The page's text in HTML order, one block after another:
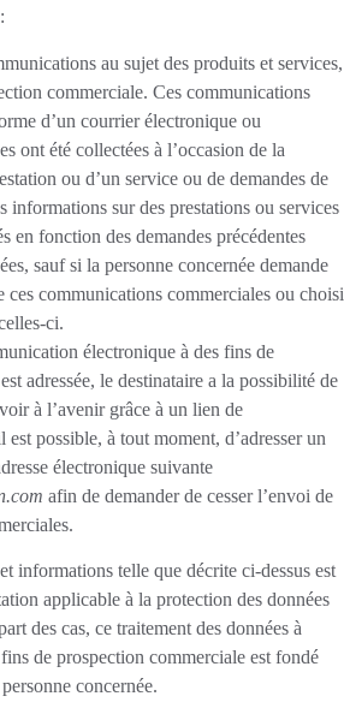
au sujet des produits et services,
commerciale. Ces communications
d’un courrier électronique ou
ont été collectées à l’occasion de la
ou d’un service ou de demandes de
informations sur des prestations ou services
en fonction des demandes précédentes
sauf si la personne concernée demande
ces communications commerciales ou choisi
ci.
électronique à des fins de
adressée, le destinataire a la possibilité de
à l’avenir grâce à un lien de
possible, à tout moment, d’adresser un
électronique suivante
afin de demander de cesser l’envoi de
informations telle que décrite ci-dessus est
applicable à la protection des données
des cas, ce traitement des données à
de prospection commerciale est fondé
concernée.